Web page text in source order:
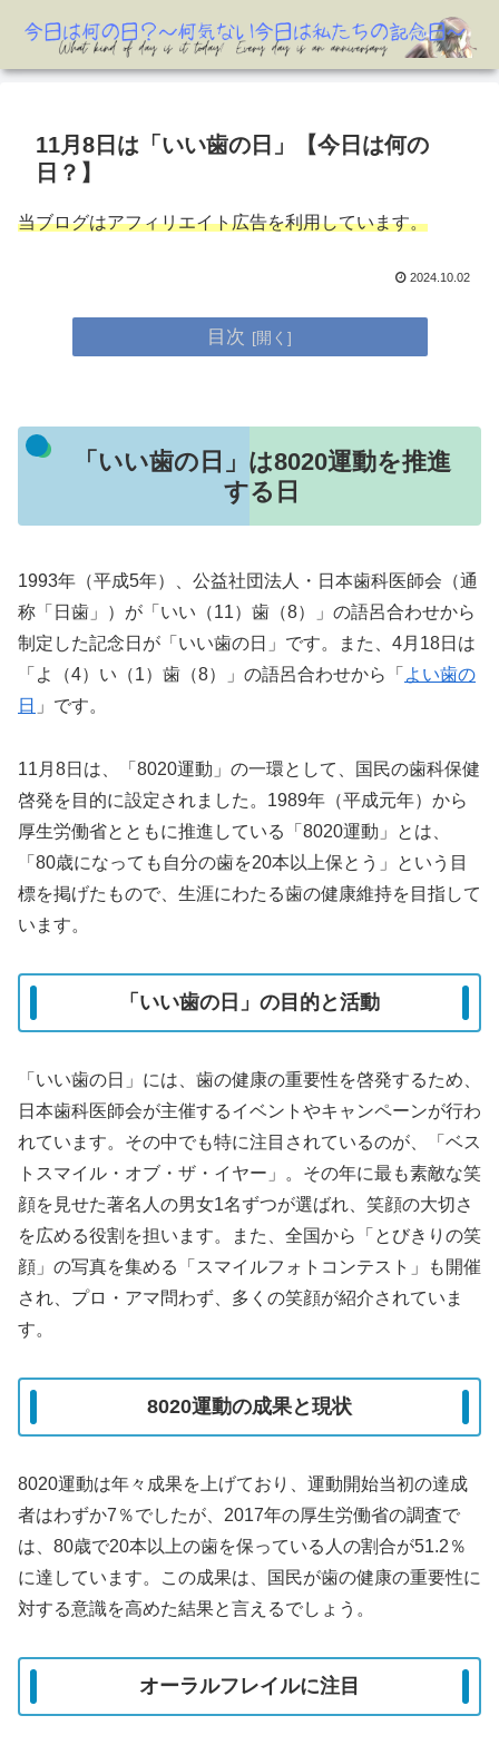
11月8日は「いい歯の日」【今日は何の
日？】
当ブログはアフィリエイト広告を利用しています。
2024.10.02
目次
「いい歯の日」は8020運動を推進
する日
1993年（平成5年）、公益社団法人・日本歯科医師会（通
称「日歯」）が「いい（11）歯（8）」の語呂合わせから
制定した記念日が「いい歯の日」です。また、4月18日は
「よ（4）い（1）歯（8）」の語呂合わせから「 よい歯の
日 」です。
11月8日は、「8020運動」の一環として、国民の歯科保健
啓発を目的に設定されました。1989年（平成元年）から
厚生労働省とともに推進している「8020運動」とは、
「80歳になっても自分の歯を20本以上保とう」という目
標を掲げたもので、生涯にわたる歯の健康維持を目指して
います。
「いい歯の日」の目的と活動
「いい歯の日」には、歯の健康の重要性を啓発するため、
日本歯科医師会が主催するイベントやキャンペーンが行わ
れています。その中でも特に注目されているのが、「ベス
トスマイル・オブ・ザ・イヤー」。その年に最も素敵な笑
顔を見せた著名人の男女1名ずつが選ばれ、笑顔の大切さ
を広める役割を担います。また、全国から「とびきりの笑
顔」の写真を集める「スマイルフォトコンテスト」も開催
され、プロ・アマ問わず、多くの笑顔が紹介されていま
す。
8020運動の成果と現状
8020運動は年々成果を上げており、運動開始当初の達成
者はわずか7％でしたが、2017年の厚生労働省の調査で
は、80歳で20本以上の歯を保っている人の割合が51.2％
に達しています。この成果は、国民が歯の健康の重要性に
対する意識を高めた結果と言えるでしょう。
オーラルフレイルに注目